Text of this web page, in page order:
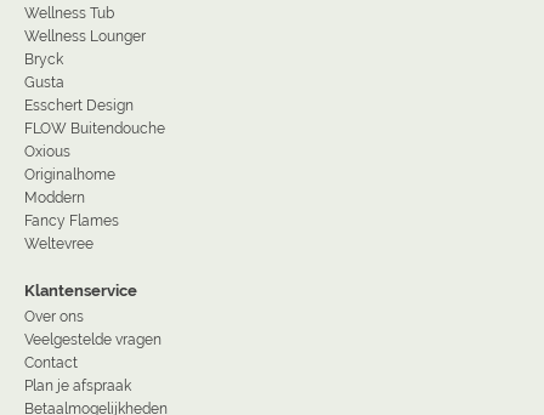
Wellness Tub
Wellness Lounger
Bryck
Gusta
Esschert Design
FLOW Buitendouche
Oxious
Originalhome
Moddern
Fancy Flames
Weltevree
Klantenservice
Over ons
Veelgestelde vragen
Contact
Plan je afspraak
Betaalmogelijkheden